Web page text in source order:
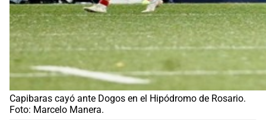
Capibaras cayó ante Dogos en el Hipódromo de Rosario.
Foto: Marcelo Manera.